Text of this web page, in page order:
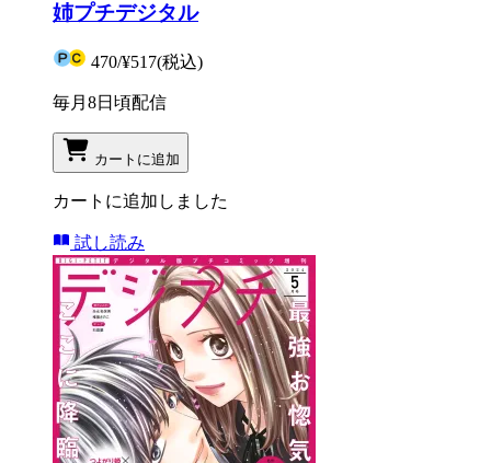
姉プチデジタル
470/¥517(税込)
毎月8日頃配信
カートに追加
カートに追加しました
試し読み